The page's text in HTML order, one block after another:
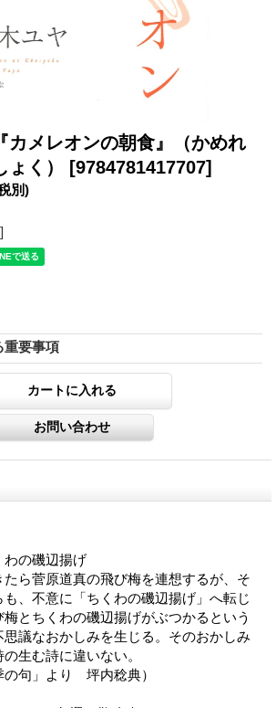
カメレオンの朝食』（かめれ
ょく）
[9784781417707]
別)
重要事項
わの磯辺揚げ
たら菅原道真の飛び梅を連想するが、そ
、不意に「ちくわの磯辺揚げ」へ転じ
とちくわの磯辺揚げがぶつかるという
議なおかしみを生じる。そのおかしみ
生む詩に違いない。
の句」より 坪内稔典）